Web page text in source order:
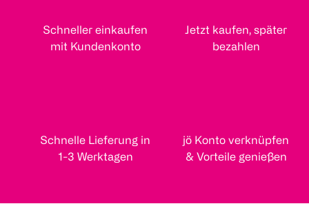
Schneller einkaufen
mit Kundenkonto
Jetzt kaufen, später
bezahlen
Schnelle Lieferung in
1-3 Werktagen
jö Konto verknüpfen
& Vorteile genießen